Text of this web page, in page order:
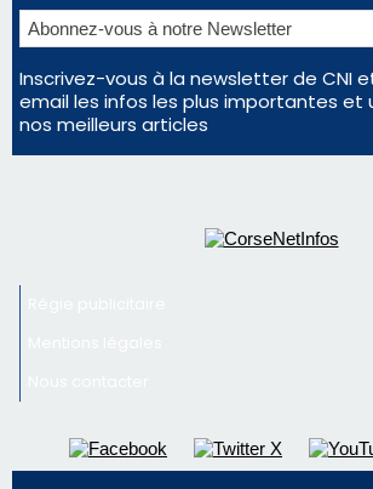
Régie publicitaire
Nous contacter
© 2026 corsenetinfos